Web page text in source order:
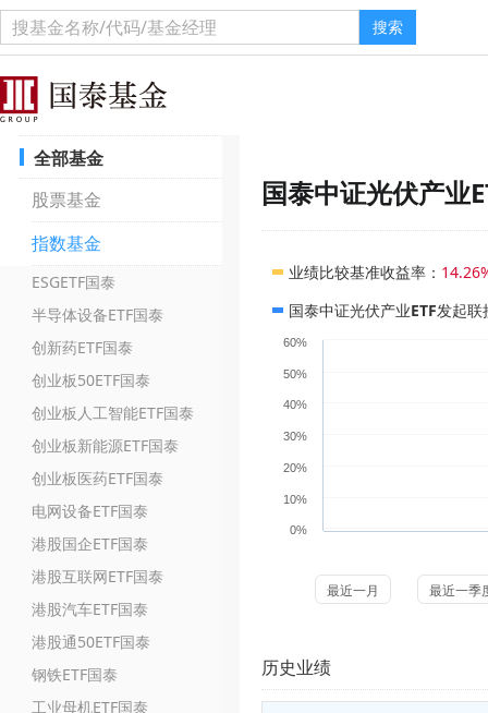
搜索
全部基金
股票基金
指数基金
ESGETF国泰
半导体设备ETF国泰
创新药ETF国泰
创业板50ETF国泰
创业板人工智能ETF国泰
创业板新能源ETF国泰
创业板医药ETF国泰
电网设备ETF国泰
港股国企ETF国泰
港股互联网ETF国泰
港股汽车ETF国泰
港股通50ETF国泰
钢铁ETF国泰
工业母机ETF国泰
国泰中证光伏产业
业绩比较基准收益率 ：
国泰中证光伏产业ETF发起联
0%
10%
20%
30%
40%
50%
60%
最近一月 最近一季
历史业绩